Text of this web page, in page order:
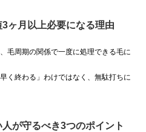
ヶ月以上必要になる理由
毛周期の関係で一度に処理できる毛に
く終わる」わけではなく、無駄打ちに
が守るべき3つのポイント